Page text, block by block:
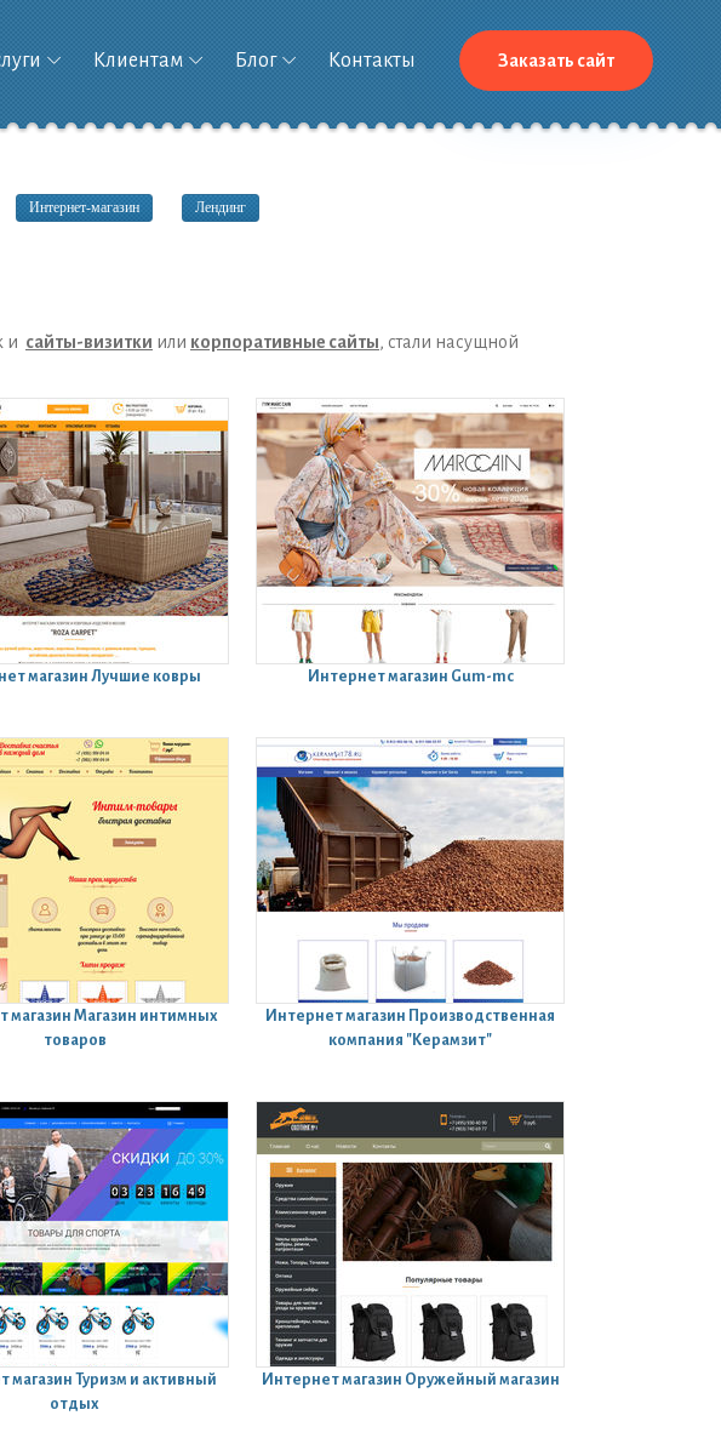
Клиентам Блог Контакты Заказать сайт
Интернет-магазин Лендинг
и сайты-визитки или корпоративные сайты, стали насущной
магазин Лучшие ковры Интернет магазин Gum-mc
магазин Магазин интимных
товаров
Интернет магазин Производственная
компания "Керамзит"
магазин Туризм и активный
отдых
Интернет магазин Оружейный магазин